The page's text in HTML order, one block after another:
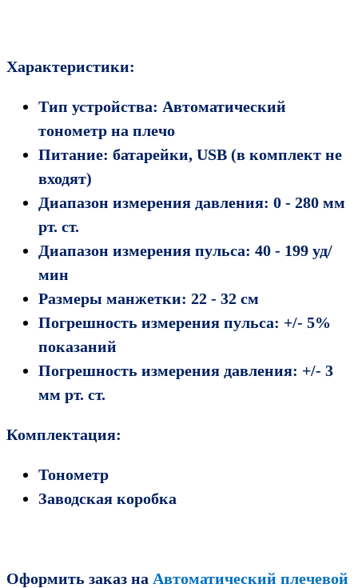
Характеристики:
Тип устройства: Автоматический
тонометр на плечо
Питание: батарейки, USB (в комплект не
входят)
Диапазон измерения давления: 0 - 280 мм
рт. ст.
Диапазон измерения пульса: 40 - 199 уд/
мин
Размеры манжетки: 22 - 32 см
Погрешность измерения пульса: +/- 5%
показаний
Погрешность измерения давления: +/- 3
мм рт. ст.
Комплектация:
Тонометр
Заводская коробка
Оформить заказ на Автоматический плечевой